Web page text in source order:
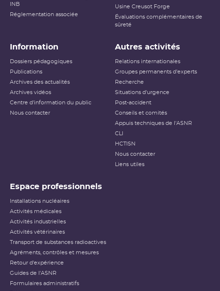
INB
Réglementation associée
Usine Creusot Forge
Évaluations complémentaires de
sûreté
Information
Dossiers pédagogiques
Publications
Archives des actualités
Archives vidéos
Centre d'information du public
Nous contacter
Autres activités
Relations internationales
Groupes permanents d'experts
Recherche
Situations d'urgence
Post-accident
Conseils et comités
Appuis techniques de l'ASNR
CLI
HCTISN
Nous contacter
Liens utiles
Espace professionnels
Installations nucléaires
Activités médicales
Activités industrielles
Activités vétérinaires
Transport de substances radioactives
Agréments, contrôles et mesures
Retour d'expérience
Guides de l'ASNR
Formulaires administratifs